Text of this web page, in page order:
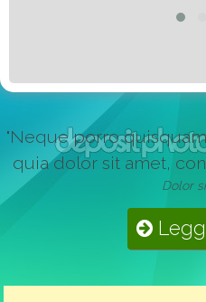
"Neque porro
quia dolor sit amet,
Dolor